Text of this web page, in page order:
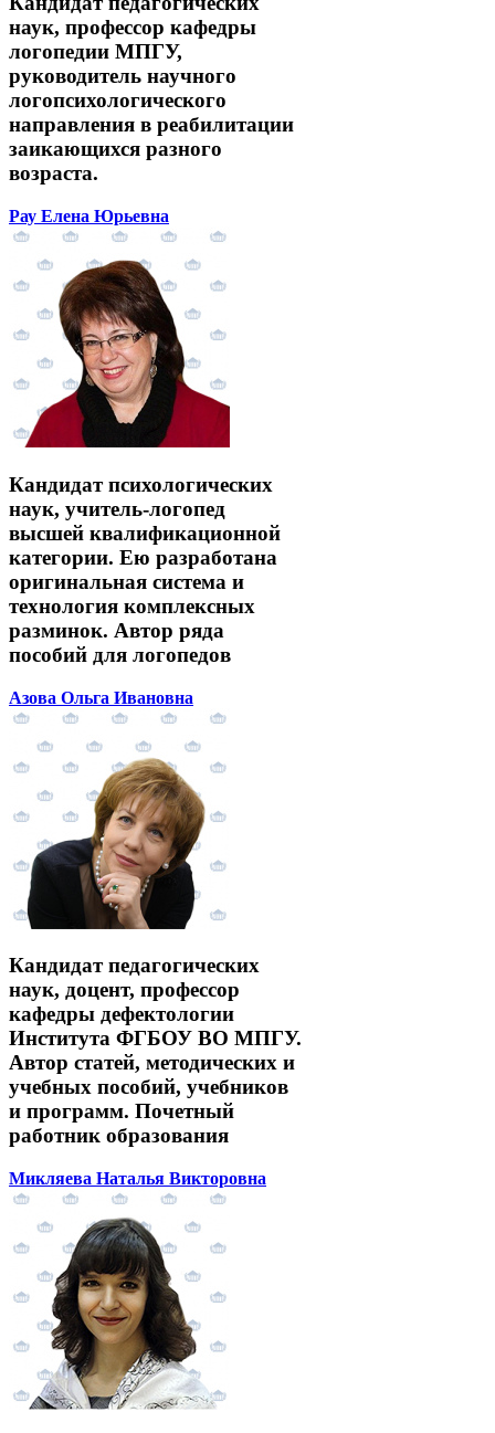
наук, профессор кафедры
логопедии МПГУ,
руководитель научного
логопсихологического
направления в реабилитации
заикающихся разного
возраста.
Рау Елена Юрьевна
Кандидат психологических
наук, учитель-логопед
высшей квалификационной
категории. Ею разработана
оригинальная система и
технология комплексных
разминок. Автор ряда
пособий для логопедов
Азова Ольга Ивановна
Кандидат педагогических
наук, доцент, профессор
кафедры дефектологии
Института ФГБОУ ВО МПГУ.
Автор статей, методических и
учебных пособий, учебников
и программ. Почетный
работник образования
Микляева Наталья Викторовна